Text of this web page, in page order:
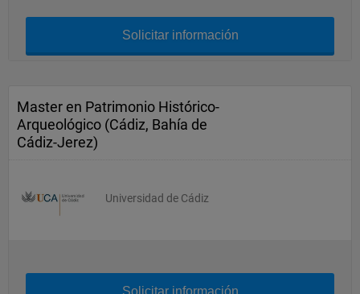
Solicitar información
Master en Patrimonio Histórico-
Arqueológico (Cádiz, Bahía de
Cádiz-Jerez)
Universidad de Cádiz
Solicitar información